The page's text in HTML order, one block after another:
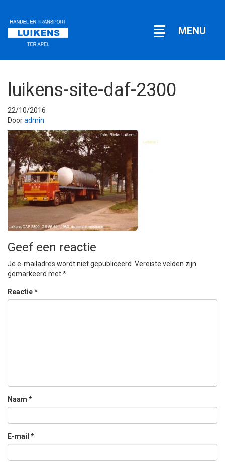
Open
MENU
luikens-site-daf-2300
22/10/2016
Dooradmin
Geef een reactie
Je e-mailadres wordt niet gepubliceerd. Vereiste velden zijn
gemarkeerd met*
Reactie*
Naam *
E-mail *